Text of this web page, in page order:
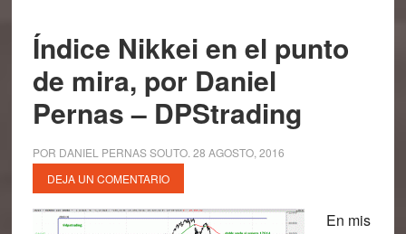
Índice Nikkei en el punto
de mira, por Daniel
Pernas – DPStrading
POR DANIEL PERNAS SOUTO. 28 AGOSTO, 2016
DEJA UN COMENTARIO
En mis